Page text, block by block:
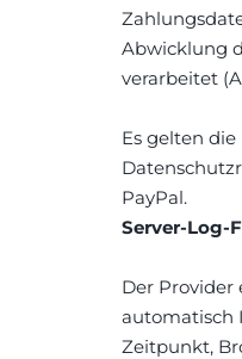
Abwicklung
verarbeitet
Es gelten die
PayPal.
Server-Log-
Der Provider
automatisch
Zeitpunkt,